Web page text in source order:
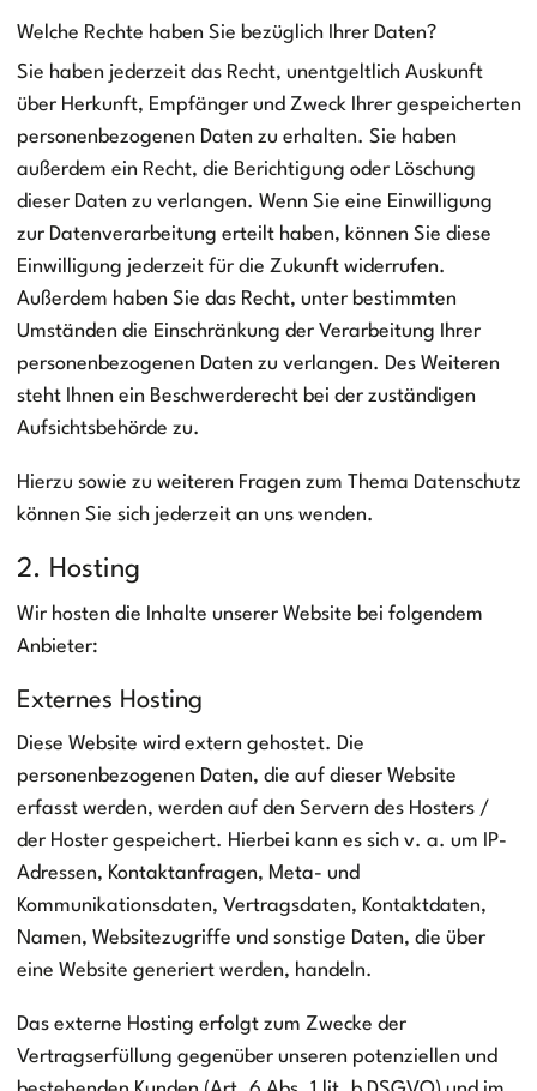
Welche Rechte haben Sie bezüglich Ihrer Daten?
Sie haben jederzeit das Recht, unentgeltlich Auskunft
über Herkunft, Empfänger und Zweck Ihrer gespeicherten
personenbezogenen Daten zu erhalten. Sie haben
außerdem ein Recht, die Berichtigung oder Löschung
dieser Daten zu verlangen. Wenn Sie eine Einwilligung
zur Datenverarbeitung erteilt haben, können Sie diese
Einwilligung jederzeit für die Zukunft widerrufen.
Außerdem haben Sie das Recht, unter bestimmten
Umständen die Einschränkung der Verarbeitung Ihrer
personenbezogenen Daten zu verlangen. Des Weiteren
steht Ihnen ein Beschwerderecht bei der zuständigen
Aufsichtsbehörde zu.
Hierzu sowie zu weiteren Fragen zum Thema Datenschutz
können Sie sich jederzeit an uns wenden.
2. Hosting
Wir hosten die Inhalte unserer Website bei folgendem
Anbieter:
Externes Hosting
Diese Website wird extern gehostet. Die
personenbezogenen Daten, die auf dieser Website
erfasst werden, werden auf den Servern des Hosters /
der Hoster gespeichert. Hierbei kann es sich v. a. um IP-
Adressen, Kontaktanfragen, Meta- und
Kommunikationsdaten, Vertragsdaten, Kontaktdaten,
Namen, Websitezugriffe und sonstige Daten, die über
eine Website generiert werden, handeln.
Das externe Hosting erfolgt zum Zwecke der
Vertragserfüllung gegenüber unseren potenziellen und